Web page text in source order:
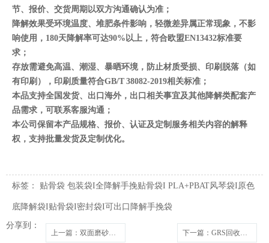
节、报价、交货周期以双方沟通确认为准；
降解效果受环境温度、堆肥条件影响，轻微差异属正常现象，不影
响使用，180天降解率可达90%以上，符合欧盟EN13432标准要
求；
存放需避免高温、潮湿、暴晒环境，防止材质受损、印刷脱落（如
有印刷），印刷质量符合GB/T 38082-2019相关标准；
本品支持全国发货、出口海外，出口相关事宜及其他降解类配套产
品需求，可联系客服沟通；
本公司保留本产品规格、报价、认证及定制服务相关内容的解释
权，支持批量发货及定制优化。
标签： 贴骨袋 包装袋I全降解手挽贴骨袋I PLA+PBAT风琴袋I原色
底降解袋I贴骨袋I密封袋I可出口降解手挽袋
分享到：
上一篇 ：双面磨砂贴骨袋 CPE 原色包装袋 下一篇 ：GRS回收料自粘袋 服装包装袋 有GRS证书